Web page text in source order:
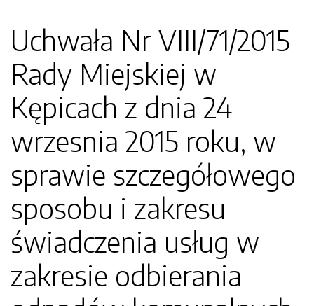
Uchwała Nr VIII/71/2015
Rady Miejskiej w
Kępicach z dnia 24
wrzesnia 2015 roku, w
sprawie szczegółowego
sposobu i zakresu
świadczenia usług w
zakresie odbierania